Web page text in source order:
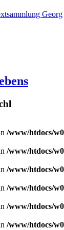
Georg
/www/htdocs/
/www/htdocs/
/www/htdocs/
/www/htdocs/
/www/htdocs/
/www/htdocs/